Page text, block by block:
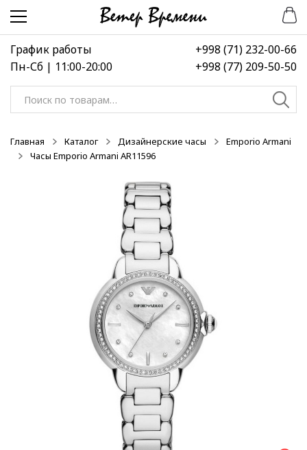
Перейти
навигации
Перейти
содержимому
График работы
Пн-Сб | 11:00-20:00
+998 (71) 232-00-66
+998 (77) 209-50-50
Искать:
Главная Каталог Дизайнерские часы
Emporio Armani
Часы Emporio Armani AR11596